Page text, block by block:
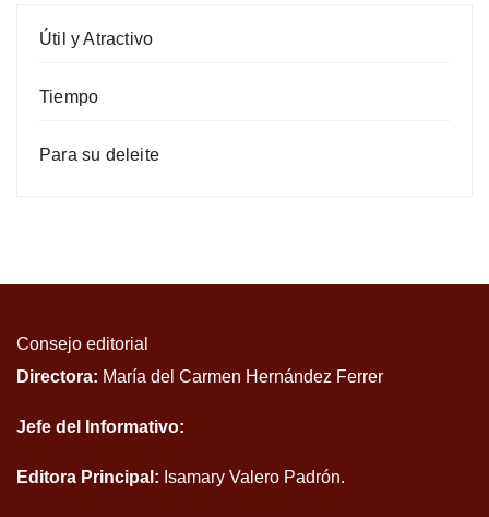
Útil y Atractivo
Tiempo
Para su deleite
Consejo editorial
Directora: María del Carmen Hernández Ferrer
Jefe del Informativo:
Editora Principal: Isamary Valero Padrón.